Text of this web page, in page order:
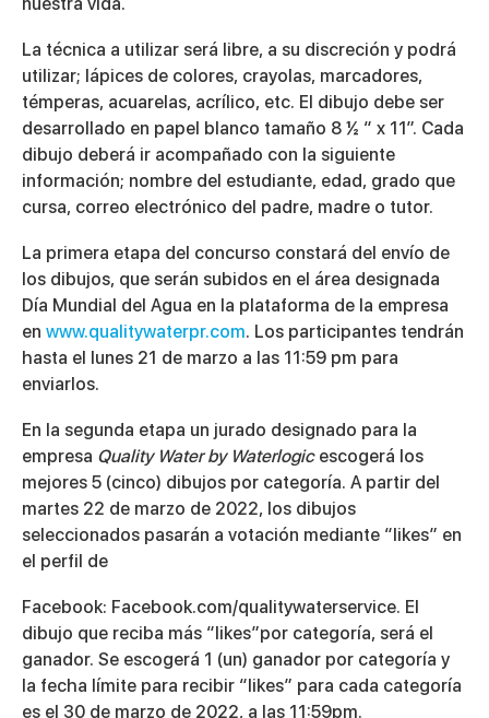
nuestra vida.
La técnica a utilizar será libre, a su discreción y podrá
utilizar; lápices de colores, crayolas, marcadores,
témperas, acuarelas, acrílico, etc. El dibujo debe ser
desarrollado en papel blanco tamaño 8 ½ “ x 11”. Cada
dibujo deberá ir acompañado con la siguiente
información; nombre del estudiante, edad, grado que
cursa, correo electrónico del padre, madre o tutor.
La primera etapa del concurso constará del envío de
los dibujos, que serán subidos en el área designada
Día Mundial del Agua en la plataforma de la empresa
en www.qualitywaterpr.com. Los participantes tendrán
hasta el lunes 21 de marzo a las 11:59 pm para
enviarlos.
En la segunda etapa un jurado designado para la
empresa Quality Water by Waterlogicescogerá los
mejores 5 (cinco) dibujos por categoría. A partir del
martes 22 de marzo de 2022, los dibujos
seleccionados pasarán a votación mediante “likes” en
el perfil de
Facebook: Facebook.com/qualitywaterservice. El
dibujo que reciba más “likes”por categoría, será el
ganador. Se escogerá 1 (un) ganador por categoría y
la fecha límite para recibir “likes” para cada categoría
es el 30 de marzo de 2022, a las 11:59pm.